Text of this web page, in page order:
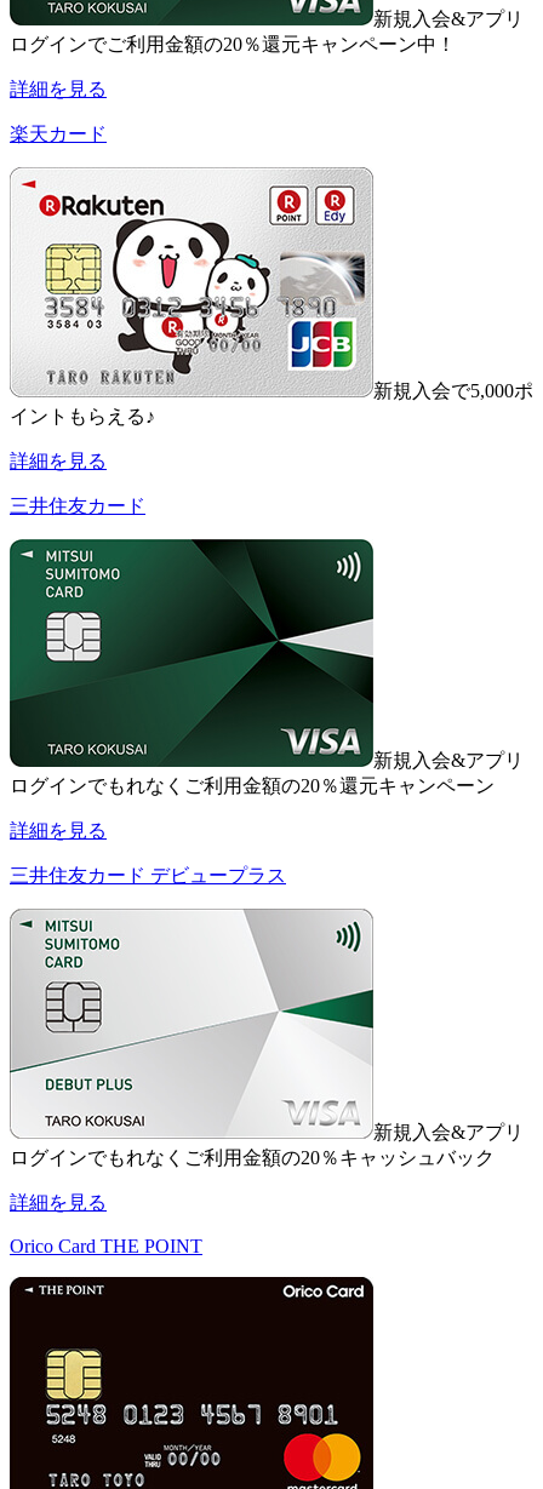
新規入会&アプリ
ログインでご利用金額の20％還元キャンペーン中！
詳細を見る
楽天カード
新規入会で5,000ポ
イントもらえる♪
詳細を見る
三井住友カード
新規入会&アプリ
ログインでもれなくご利用金額の20％還元キャンペーン
詳細を見る
三井住友カード デビュープラス
新規入会&アプリ
ログインでもれなくご利用金額の20％キャッシュバック
詳細を見る
Orico Card THE POINT